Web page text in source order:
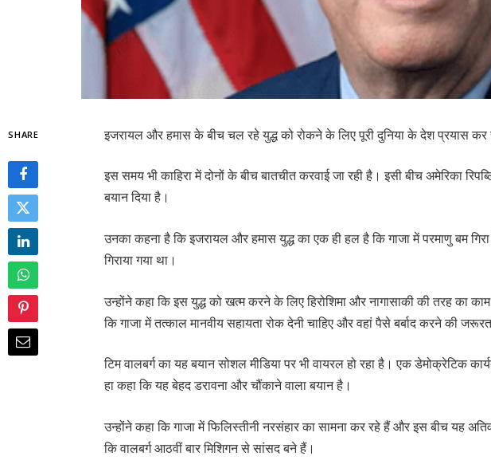
SHARE इजरायल और हमास के बीच चल रहे युद्ध को रोकने के लिए पूरी दुनिया के देश प्रयास कर
इस समय भी काहिरा में दोनों के बीच बातचीत करवाई जा रही है। इसी बीच अमेरिका
बयान दिया है।
उनका कहना है कि इजरायल और हमास युद्ध का एक ही हल है कि गाजा में परमाणु बम गिरा
गिराया गया था।
उन्होंने कहा कि इस युद्ध को खत्म करने के लिए हिरोशिमा और नागासाकी की तरह का
कि गाजा में तत्काल मानवीय सहायता रोक देनी चाहिए और वहां पैसे बर्बाद करने की
टिम वालबर्ग का यह बयान सोशल मीडिया पर भी वायरल हो रहा है। एक डेमोक्रेटिक
हा कहा कि यह बेहद डरावना और चौंकाने वाला बयान है।
उन्होंने कहा कि गाजा में फिलिस्तीनी नरसंहार का सामना कर रहे हैं और इस बीच यह
कि वालबर्ग आठवीं बार मिशिगन से सांसद बने हैं।